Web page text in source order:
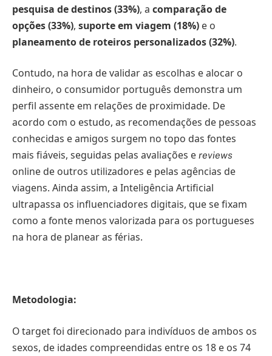
pesquisa de destinos (33%), a comparação de
opções (33%), suporte em viagem (18%) e o
planeamento de roteiros personalizados (32%).
Contudo, na hora de validar as escolhas e alocar o
dinheiro, o consumidor português demonstra um
perfil assente em relações de proximidade. De
acordo com o estudo, as recomendações de pessoas
conhecidas e amigos surgem no topo das fontes
mais fiáveis, seguidas pelas avaliações e reviews
online de outros utilizadores e pelas agências de
viagens. Ainda assim, a Inteligência Artificial
ultrapassa os influenciadores digitais, que se fixam
como a fonte menos valorizada para os portugueses
na hora de planear as férias.
Metodologia:
O target foi direcionado para indivíduos de ambos os
sexos, de idades compreendidas entre os 18 e os 74